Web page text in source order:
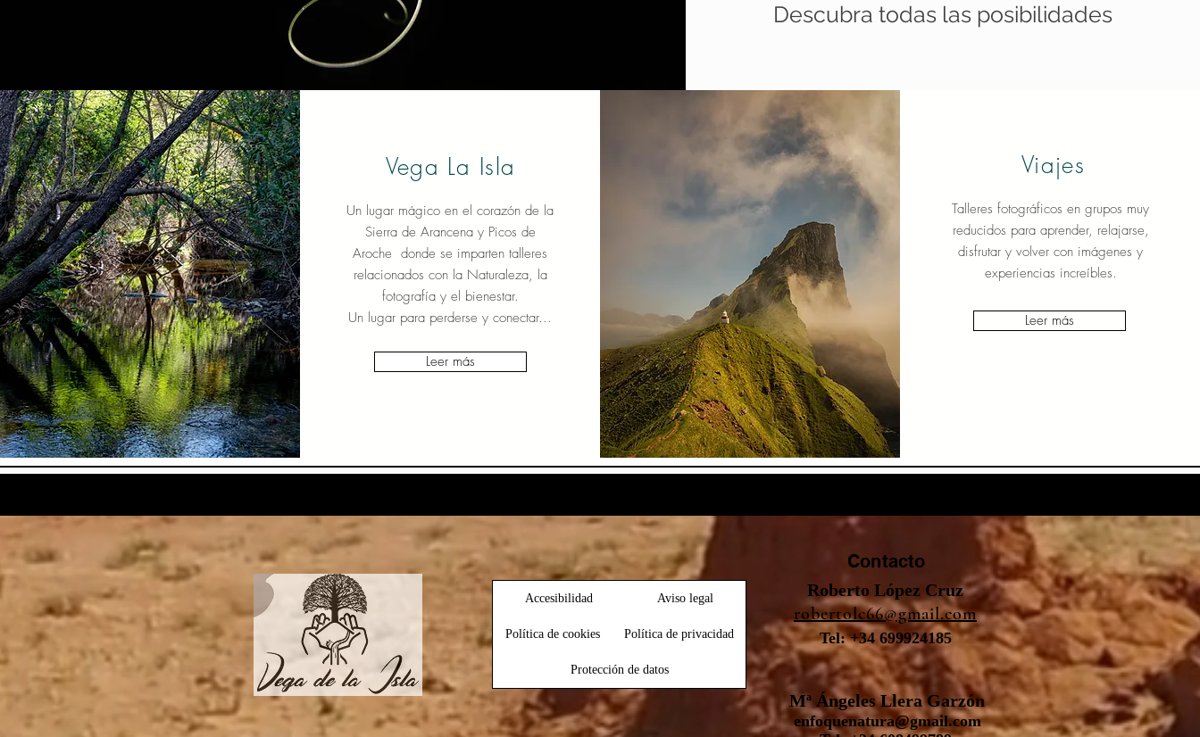
Descubra todas las posibilidades
Vega La Isla
Un lugar mágico en el corazón de la
Sierra de Arancena y Picos de
Aroche donde se imparten talleres
relacionados con la Naturaleza, la
fotografía y el bienestar.
Un lugar para perderse y conectar...
Leer más
Viajes
Talleres fotográficos en grupos muy
reducidos para aprender, relajarse,
disfrutar y volver con imágenes y
experiencias increíbles.
Leer más
Contacto
Accesibilidad Aviso legal
Política de cookies Política de privacidad
Protección de datos
Roberto López Cruz
robertolc66@gmail.com
Tel: +34 699924185
Mª Ángeles Llera Garzón
enfoquenatura@gmail.com